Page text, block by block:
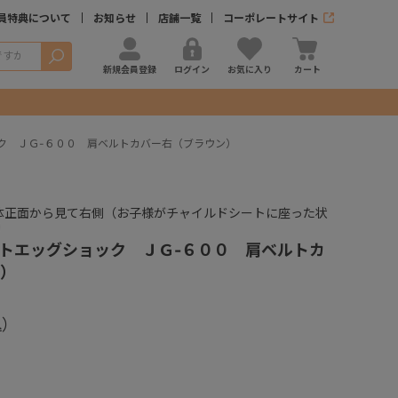
特典について お知らせ 店舗一覧 コーポレートサイト
検索
新規会員登録 ログイン お気に入り カート
ＪＧ-６００ 肩ベルトカバー右（ブラウン）
面から見て右側（お子様がチャイルドシートに座った状
トエッグショック ＪＧ-６００ 肩ベルトカ